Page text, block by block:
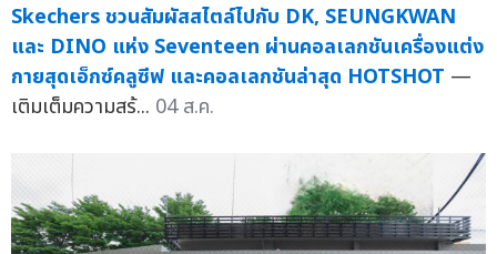
Skechers ชวนสัมผัสสไตล์ไปกับ DK, SEUNGKWAN
และ DINO แห่ง Seventeen ผ่านคอลเลกชันเครื่องแต่ง
กายสุดเอ็กซ์คลูซีฟ และคอลเลกชันล่าสุด HOTSHOT —
เติมเต็มความสร้... 04 ส.ค.